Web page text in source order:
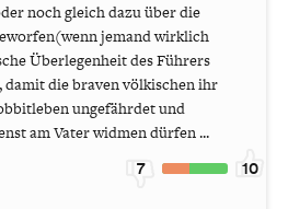
noch gleich dazu über die
jemand wirklich
Überlegenheit des Führers
die braven völkischen ihr
ungefährdet und
am Vater widmen dürfen ...
7 10